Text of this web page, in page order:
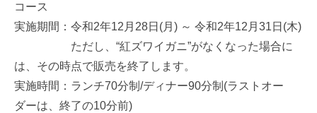
コース
実施期間：令和2年12月28日(月) ～ 令和2年12月31日(木)
ただし、“紅ズワイガニ”がなくなった場合に
は、その時点で販売を終了します。
実施時間：ランチ70分制/ディナー90分制(ラストオー
ダーは、終了の10分前)